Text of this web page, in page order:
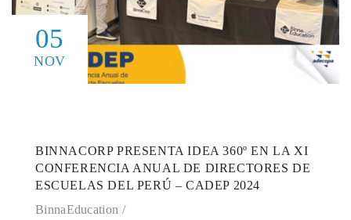
05
NOV
BINNACORP PRESENTA IDEA 360º EN LA XI
CONFERENCIA ANUAL DE DIRECTORES DE
ESCUELAS DEL PERÚ – CADEP 2024
BinnaEducation